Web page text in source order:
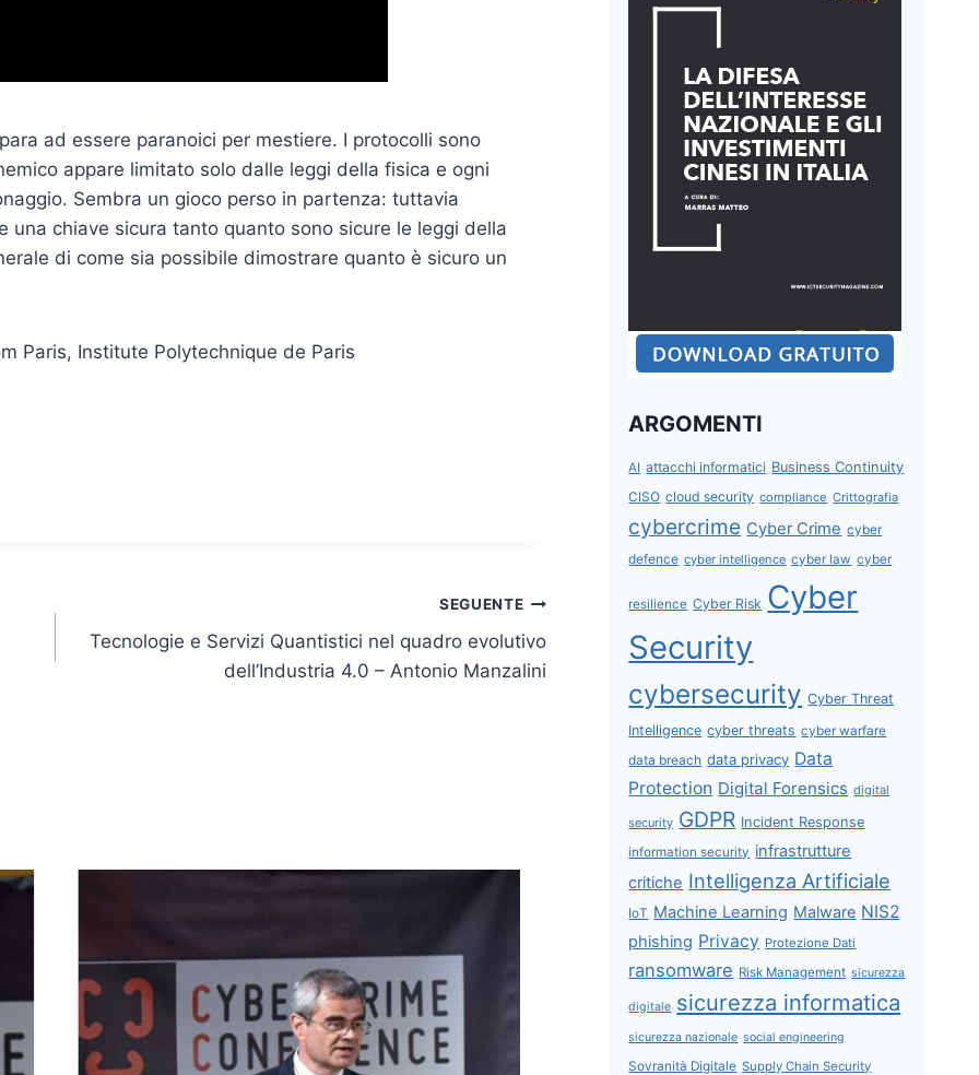
ad essere paranoici per mestiere. I protocolli sono
appare limitato solo dalle leggi della fisica e ogni
Sembra un gioco perso in partenza: tuttavia
una chiave sicura tanto quanto sono sicure le leggi della
di come sia possibile dimostrare quanto è sicuro un
Paris, Institute Polytechnique de Paris
SEGUENTE
Tecnologie e Servizi Quantistici nel quadro evolutivo
dell’Industria 4.0 – Antonio Manzalini
ARGOMENTI
AI attacchi informatici Business Continuity
CISO cloud security compliance Crittografia
cybercrime Cyber Crime cyber
defence cyber intelligence cyber law cyber
resilience Cyber Risk Cyber
Security
cybersecurity Cyber Threat
Intelligence cyber threats cyber warfare
data breach data privacy Data
Protection Digital Forensics digital
security GDPR Incident Response
information security infrastrutture
critiche Intelligenza Artificiale
IoT Machine Learning Malware NIS2
phishing Privacy Protezione Dati
ransomware Risk Management sicurezza
digitale sicurezza informatica
sicurezza nazionale social engineering
Sovranità Digitale Supply Chain Security